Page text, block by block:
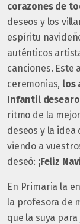
corazones de
deseos y los
espíritu
auténticos
canciones. Este
ceremonias, los
Infantil
ritmo de la
deseos y la
viendo a
deseó: ¡Feliz
En Primaria la
la profesora de
que la suya